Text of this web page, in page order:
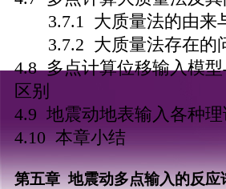
3.7.1 大质量法的由来
3.7.2 大质量法存在的
4.8 多点计算位移输入模
区别
4.9 地震动地表输入各种
4.10 本章小结
第五章 地震动多点输入的反应